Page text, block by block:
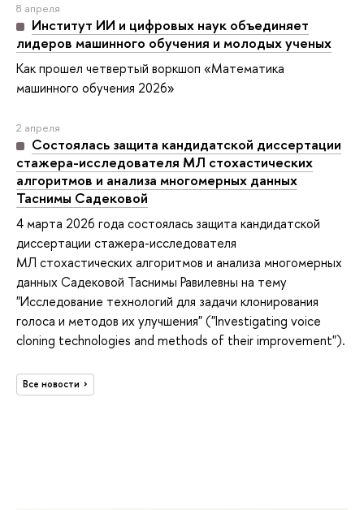
8 апреля
Институт ИИ и цифровых наук объединяет
лидеров машинного обучения и молодых ученых
Как прошел четвертый воркшоп «Математика
машинного обучения 2026»
2 апреля
Состоялась защита кандидатской диссертации
стажера-исследователя МЛ стохастических
алгоритмов и анализа многомерных данных
Таснимы Садековой
4 марта 2026 года состоялась защита кандидатской
диссертации стажера-исследователя
МЛ стохастических алгоритмов и анализа многомерных
данных Садековой Таснимы Равилевны на тему
"Исследование технологий для задачи клонирования
голоса и методов их улучшения" ("Investigating voice
cloning technologies and methods of their improvement").
Все новости